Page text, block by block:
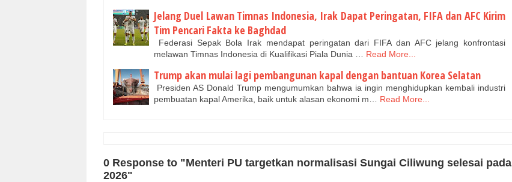
Jelang Duel Lawan Timnas Indonesia, Irak Dapat Peringatan, FIFA dan AFC Kirim
Tim Pencari Fakta ke Baghdad
Federasi Sepak Bola Irak mendapat peringatan dari FIFA dan AFC jelang konfrontasi
melawan Timnas Indonesia di Kualifikasi Piala Dunia …
Read More...
Trump akan mulai lagi pembangunan kapal dengan bantuan Korea Selatan
Presiden AS Donald Trump mengumumkan bahwa ia ingin menghidupkan kembali industri
pembuatan kapal Amerika, baik untuk alasan ekonomi m…
Read More...
0 Response to "Menteri PU targetkan normalisasi Sungai Ciliwung selesai pada
2026"